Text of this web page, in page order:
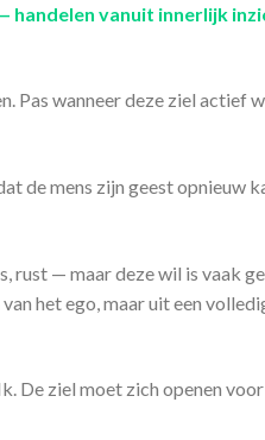
handelen vanuit innerlijk
Pas wanneer deze ziel actief
de mens zijn geest opnieuw
— maar deze wil is vaak
het ego, maar uit een
De ziel moet zich openen